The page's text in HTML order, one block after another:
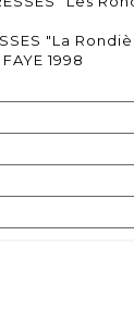
"La
1998